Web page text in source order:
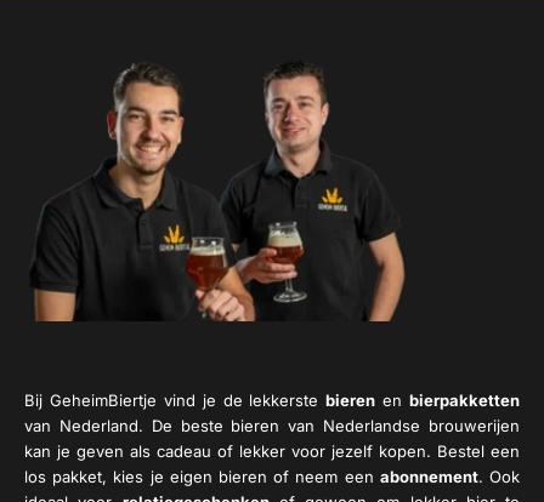
Bij GeheimBiertje vind je de lekkerstebieren en bierpakketten
van Nederland. De beste bieren van Nederlandse brouwerijen
kan je geven als cadeau of lekker voor jezelf kopen. Bestel een
los pakket, kies je eigen bieren of neem een abonnement. Ook